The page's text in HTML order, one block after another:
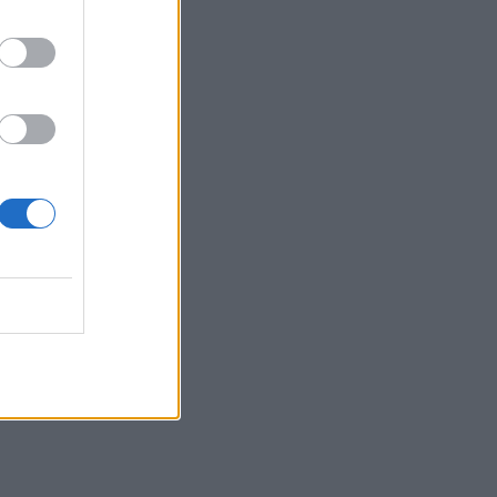
Ηράκλειο: Με λαμπρότητα και κατάνυξη